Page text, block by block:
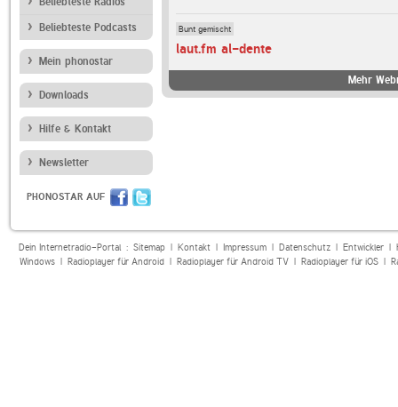
Beliebteste Podcasts
Mein phonostar
Downloads
Hilfe & Kontakt
Newsletter
PHONOSTAR AUF
Bunt gemischt
laut.fm al-dente
Mehr
Dein Internetradio-Portal : Sitemap| Kontakt| Impressum| Datenschutz| Entwickler|
Windows| Radioplayer für Android| Radioplayer für Android TV| Radioplayer für iOS|